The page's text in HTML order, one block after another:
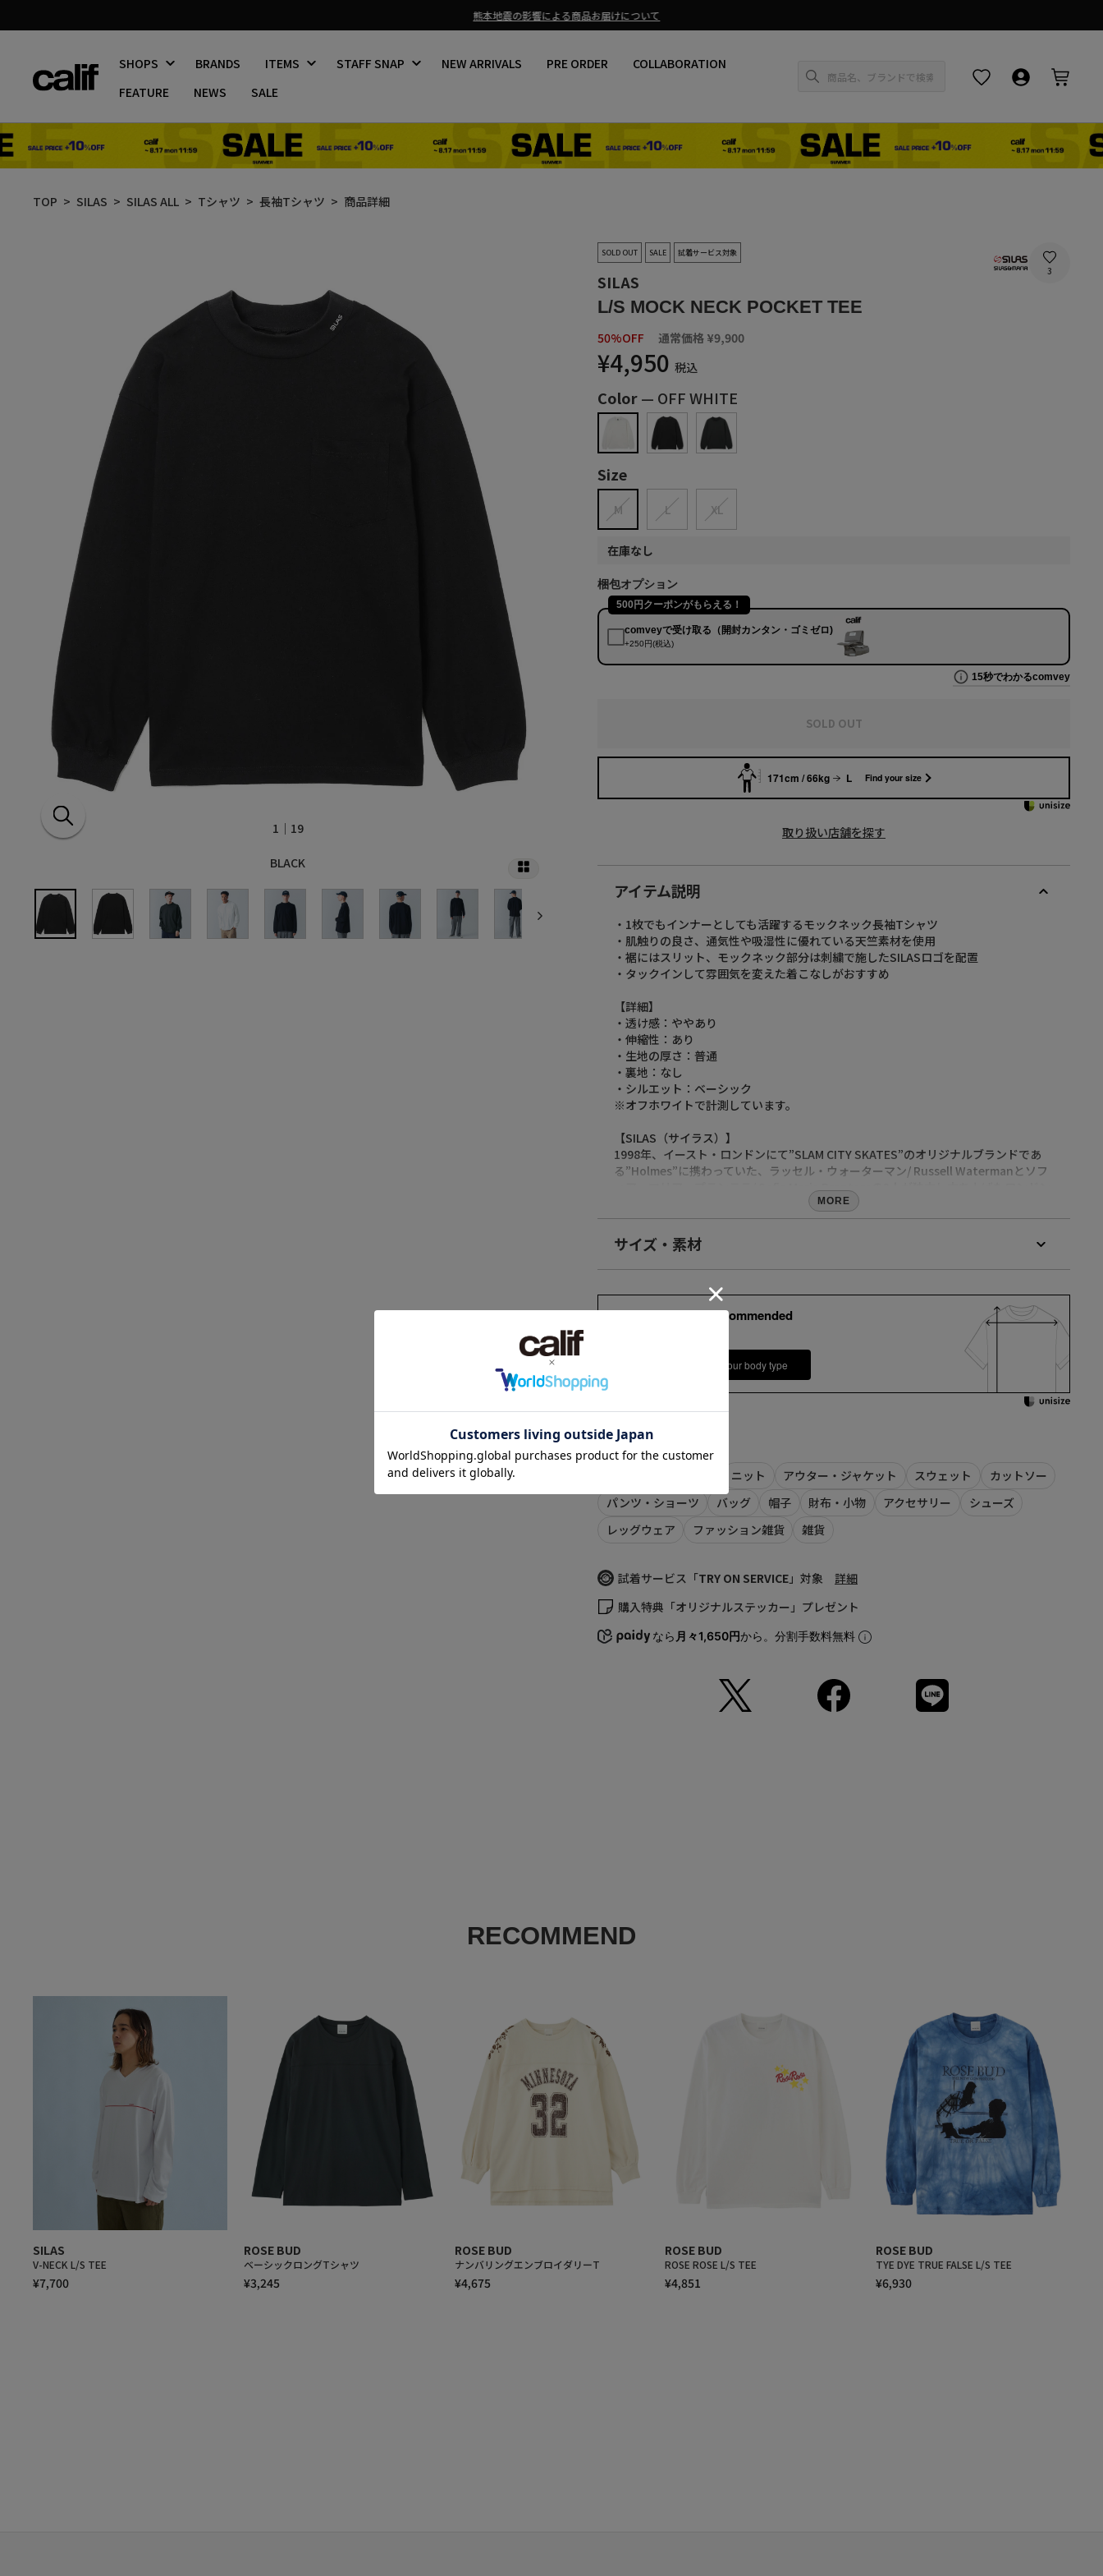
ス
イ
ー
を
止
熊本地震の影響による商品お届けについて
SHOPS BRANDS ITEMS STAFF SNAP NEW ARRIVALS PRE ORDER
COLLABORATION
FEATURE
NEWS SALE
お気に入りログイン・
TOP SILAS SILAS ALL Tシャツ 長袖Tシャツ 商品詳細
1 ｜19
BLACK
SOLD OUT SALE 試着サービス対象
3
SILAS
L/S MOCK NECK POCKET TEE
50%OFF 通常価格 ¥9,900SALE
¥4,950 税込
Color— OFF WHITE
Size
M L XL
在庫なし
SOLD OUT
171cm / 66kg L Find your size
取り扱い店舗を探す
アイテム説明
・1枚でもインナーとしても活躍するモックネック長袖Tシャツ
・肌触りの良さ、通気性や吸湿性に優れている天竺素材を使用
・裾にはスリット、モックネック部分は刺繍で施したSILASロゴを配置
・タックインして雰囲気を変えた着こなしがおすすめ
【詳細】
・透け感：ややあり
・伸縮性：あり
・生地の厚さ：普通
・裏地：なし
・シルエット：ベーシック
※オフホワイトで計測しています。
【SILAS（サイラス）】
1998年、イースト・ロンドンにて”SLAM CITY SKATES”のオリジナルブランドであ
る”Holmes”に携わっていた、ラッセル・ウォーターマン/ Russell Watermanとソフ
ィア・マリア・プランテラ/ Sofia Maria Pranteraの2人が独立し立ち上げたロンドン
「イーストロンドンストリート」と「ストリートシック」をコンセプトに、上品な雰
囲気を持つストリートウェアを提案。
https://www.silasandmaria.com/
【再入荷のお知らせ】
完売カラーは「再入荷」登録がオススメ！
再入荷時にメールまたはLINEでお知らせいたします。
※LINEでの再入荷は、calif LINE公式アカウントの友だち追加が必要となります。
※再入荷リクエストは商品の再入荷やご予約を保証するものではありませんのであら
かじめご了承ください。
【取り扱い注意事項】
・アテンションタグ・洗濯表示を必ずご確認の上、ご使用下さい。
・画像の商品は光の照射や角度により、実物と色味が異なる場合がございます。
また表示のサイズ感と実物は若干異なる場合もございますので、予めご了承くださ
・商品の色味の目安は、商品単体の画像をご参照ください。
等が若干異なる場合がございます。
返品について
MORE
サイズ・素材
綿100%
（店舗でお問い合わせの際には、上記品番をお伝え下さい。）
サイズ
M 69 53 58
L 72 56
サイズの測り方について
Sleeve length
Width
Shoulder width
171cm 66kgRecommended
Find out more on your body type
SILASの他のカテゴリ
ニット アウター・ジャケット スウェット
カットソー
パンツ・ショーツ
バッグ 帽子 財布・小物 アクセサリー
シューズ
レッグウェア
ファッション雑貨 雑貨
試着サービス「TRY ON SERVICE」対象 詳細
購入特典「オリジナルステッカー」プレゼント
なら 月々1,650円から。分割手数料無料
RECOMMEND
SILAS
V-NECK L/S TEE
¥7,700
ROSE BUD
ベーシックロングTシャツ
¥3,245
ROSE BUD
ナンバリングエンブロイダリーT
¥4,675
ROSE BUD
ROSE ROSE L/S TEE
¥4,851
ROSE BUD
TYE DYE TRUE FALSE L/S TEE
¥6,930